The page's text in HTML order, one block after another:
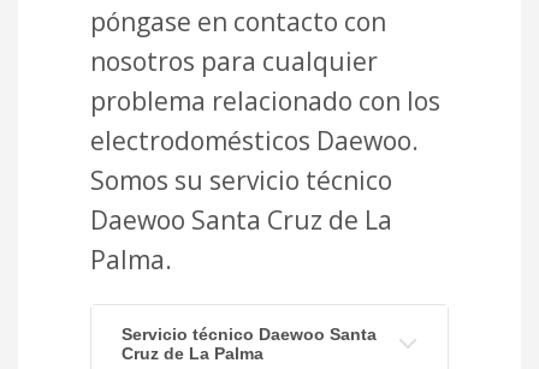
póngase en contacto con
nosotros para cualquier
problema relacionado con los
electrodomésticos Daewoo.
Somos su servicio técnico
Daewoo Santa Cruz de La
Palma.
Servicio técnico Daewoo Santa
Cruz de La Palma